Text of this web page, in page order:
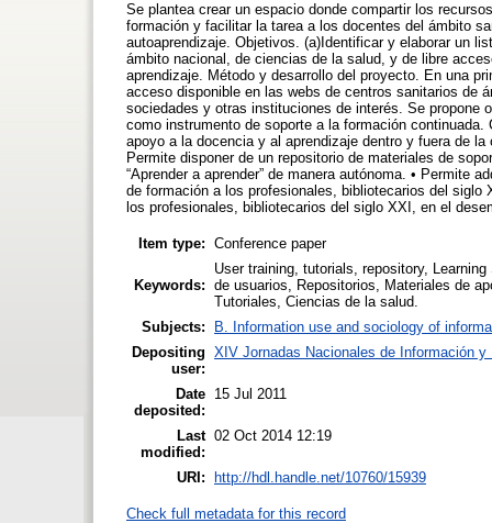
Se plantea crear un espacio donde compartir los
formación y facilitar la tarea a los docentes del ámbito
autoaprendizaje. Objetivos. (a)Identificar y elaborar un
ámbito nacional, de ciencias de la salud, y de libre
aprendizaje. Método y desarrollo del proyecto. En una
acceso disponible en las webs de centros sanitarios de
sociedades y otras instituciones de interés. Se propone
como instrumento de soporte a la formación
apoyo a la docencia y al aprendizaje dentro y fuera de
Permite disponer de un repositorio de materiales de
“Aprender a aprender” de manera autónoma. • Permite
de formación a los profesionales, bibliotecarios del
los profesionales, bibliotecarios del siglo XXI, en el
Item type: Conference paper
Keywords:
User training, tutorials, repository,
de usuarios, Repositorios, Materiales de
Tutoriales, Ciencias de la salud.
Subjects:
B. Information use and sociology of
Depositing
user:
XIV Jornadas Nacionales de Información
Date
deposited:
15 Jul 2011
Last
modified:
02 Oct 2014 12:19
URI: http://hdl.handle.net/10760/15939
Check full metadata for this record